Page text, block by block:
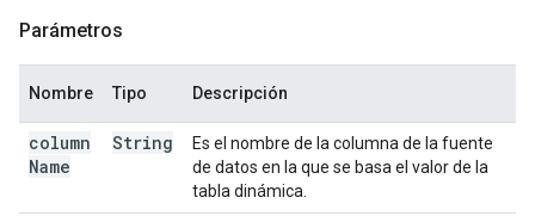
Parámetros
Nombre Tipo Descripción
column
Name
String
Es el nombre de la columna de la fuente
de datos en la que se basa el valor de la
tabla dinámica.